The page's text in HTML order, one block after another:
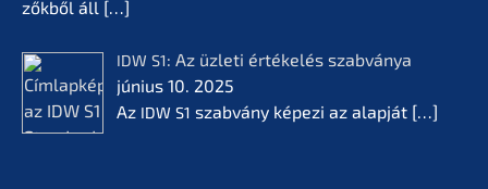
zők­ből áll […]
IDW S1: Az üzleti értékelés szabvá­nya
június 10. 2025
Az IDW S1 szabvá­ny képezi az alapját […]